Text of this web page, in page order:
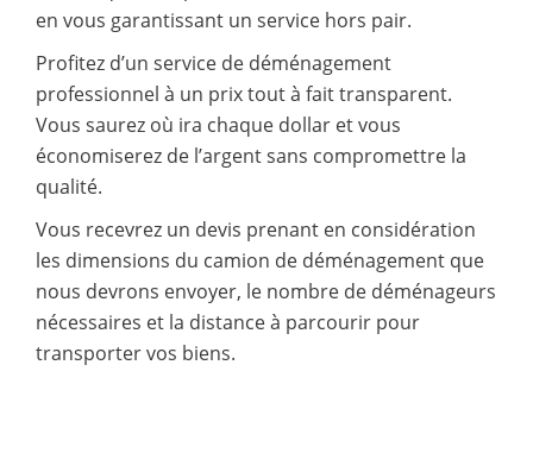
en vous garantissant un service hors pair.
Profitez d’un service de déménagement
professionnel à un prix tout à fait transparent.
Vous saurez où ira chaque dollar et vous
économiserez de l’argent sans compromettre la
qualité.
Vous recevrez un devis prenant en considération
les dimensions du camion de déménagement que
nous devrons envoyer, le nombre de déménageurs
nécessaires et la distance à parcourir pour
transporter vos biens.